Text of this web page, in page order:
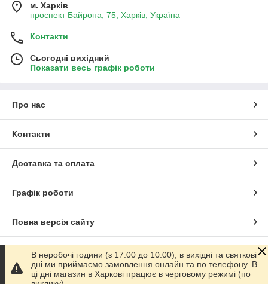
м. Харків
проспект Байрона, 75, Харків, Україна
Контакти
Сьогодні вихідний
Показати весь графік роботи
Про нас
Контакти
Доставка та оплата
Графік роботи
Повна версія сайту
Сайт створено на маркетплейсі Prom.ua
Політика конфіденційності
В неробочі години (з 17:00 до 10:00), в вихідні та святкові
дні ми приймаємо замовлення онлайн та по телефону. В
ці дні магазин в Харкові працює в черговому режимі (по